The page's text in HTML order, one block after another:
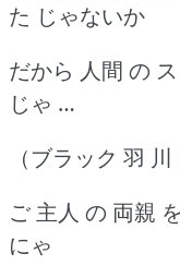
た じゃないか
だから 人間 の
じゃ …
（ブラック 羽
ご 主人 の 両親
にゃ